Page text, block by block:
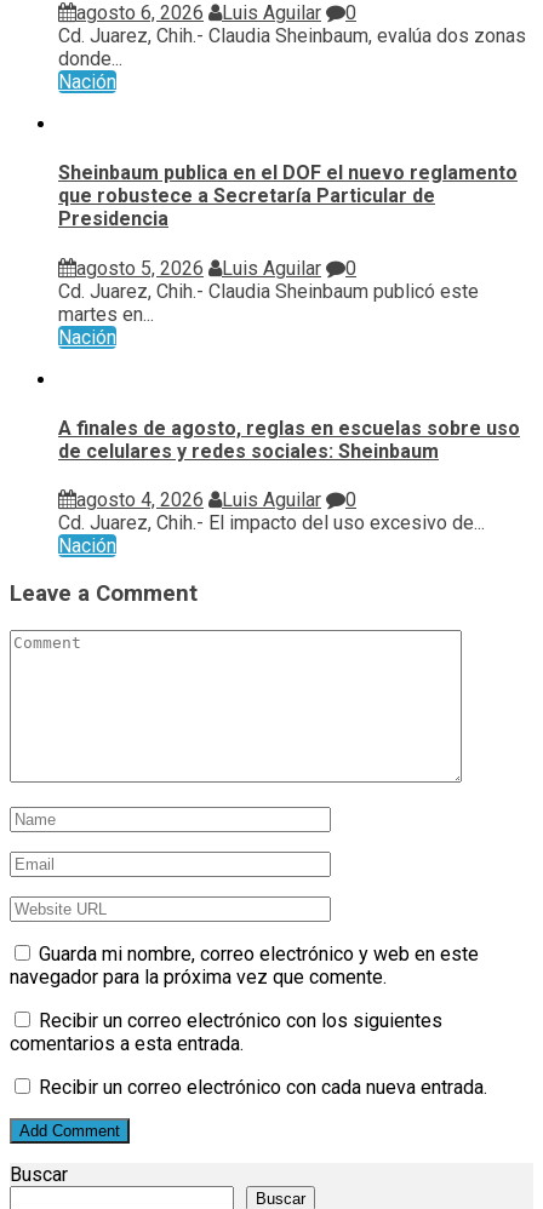
agosto 6, 2026 Luis Aguilar
0
Cd. Juarez, Chih.- Claudia Sheinbaum, evalúa ⁠dos zonas
donde...
Nación
Sheinbaum publica en el DOF el nuevo reglamento
que robustece a Secretaría Particular de
Presidencia
agosto 5, 2026 Luis Aguilar
0
Cd. Juarez, Chih.- Claudia Sheinbaum publicó este
martes en...
Nación
A finales de agosto, reglas en escuelas sobre uso
de celulares y redes sociales: Sheinbaum
agosto 4, 2026 Luis Aguilar
0
Cd. Juarez, Chih.- El impacto del uso excesivo de...
Nación
Leave a Comment
Guarda mi nombre, correo electrónico y web en este
navegador para la próxima vez que comente.
Recibir un correo electrónico con los siguientes
comentarios a esta entrada.
Recibir un correo electrónico con cada nueva entrada.
Buscar
Buscar